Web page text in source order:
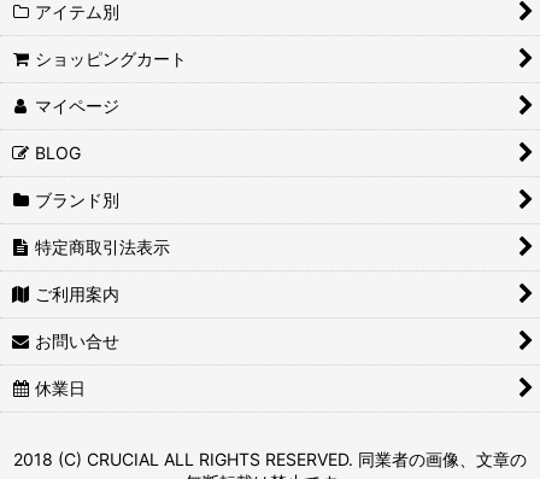
アイテム別
ショッピングカート
マイページ
BLOG
ブランド別
特定商取引法表示
ご利用案内
お問い合せ
休業日
2018 (C) CRUCIAL ALL RIGHTS RESERVED. 同業者の画像、文章の